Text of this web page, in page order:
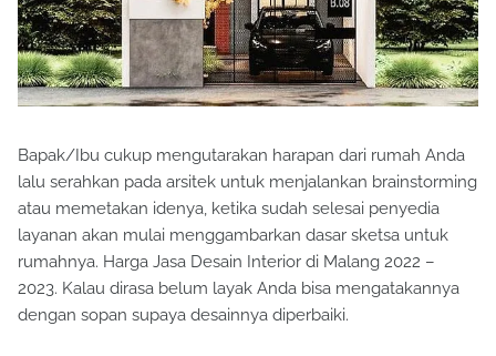
Bapak/Ibu cukup mengutarakan harapan dari rumah Anda
lalu serahkan pada arsitek untuk menjalankan brainstorming
atau memetakan idenya, ketika sudah selesai penyedia
layanan akan mulai menggambarkan dasar sketsa untuk
rumahnya. Harga Jasa Desain Interior di Malang 2022 –
2023. Kalau dirasa belum layak Anda bisa mengatakannya
dengan sopan supaya desainnya diperbaiki.